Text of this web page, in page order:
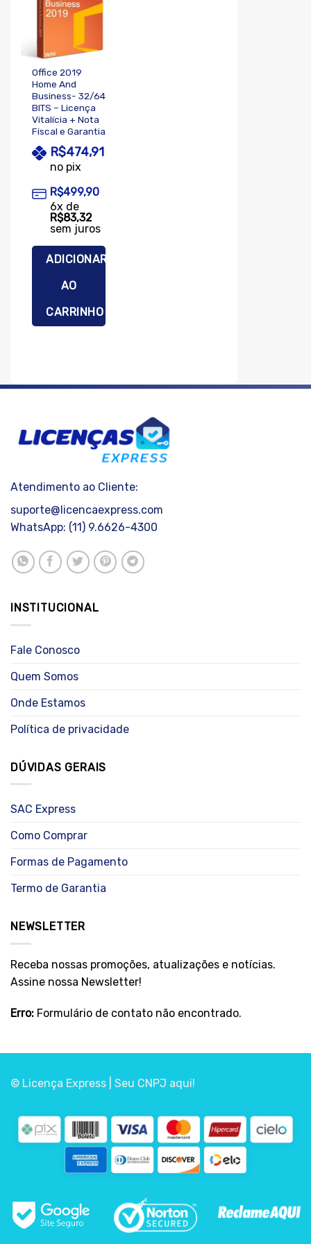
wishlist
Office 2019
Home And
Business- 32/64
BITS – Licença
Vitalícia + Nota
Fiscal e Garantia
R$474,91
no pix
R$499,90
6x de
R$83,32
sem juros
ADICIONAR
AO
CARRINHO
Atendimento ao Cliente:
suporte@licencaexpress.com
WhatsApp: (11) 9.6626-4300
INSTITUCIONAL
Fale Conosco
Quem Somos
Onde Estamos
Política de privacidade
DÚVIDAS GERAIS
SAC Express
Como Comprar
Formas de Pagamento
Termo de Garantia
NEWSLETTER
Receba nossas promoções, atualizações e notícias.
Assine nossa Newsletter!
Erro: Formulário de contato não encontrado.
© Licença Express | Seu CNPJ aqui!